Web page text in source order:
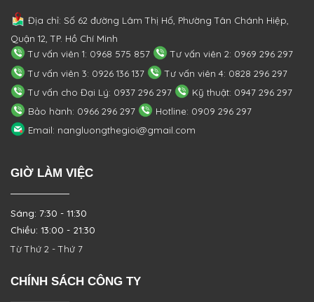
Địa chỉ: Số 62 đường Lâm Thị Hố, PhườngTân Chánh Hiệp,
Quận 12, TP. Hồ Chí Minh
Tư vấn viên 1: 0968 575 857
Tư vấn viên 2: 0969 296 297
Tư vấn viên 3: 0926 136 137
Tư vấn viên 4: 0828 296 297
Tư vấn cho Đại Lý: 0937 296 297
Kỹ thuật: 0947 296 297
Bảo hành: 0966 296 297
Hotline: 0909 296 297
Email: nangluongthegioi@gmail.com
GIỜ LÀM VIỆC
Sáng: 7:30 - 11:30
Chiều: 13:00 - 21:30
Từ Thứ 2 - Thứ 7
CHÍNH SÁCH CÔNG TY